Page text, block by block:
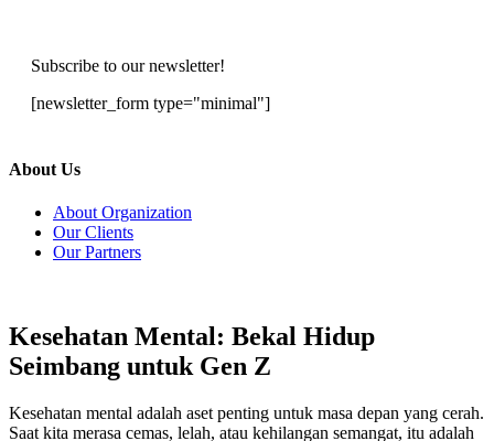
Subscribe to our newsletter!
[newsletter_form type="minimal"]
About Us
About Organization
Our Clients
Our Partners
Kesehatan Mental: Bekal Hidup
Seimbang untuk Gen Z
Kesehatan mental adalah aset penting untuk masa depan yang cerah.
Saat kita merasa cemas, lelah, atau kehilangan semangat, itu adalah